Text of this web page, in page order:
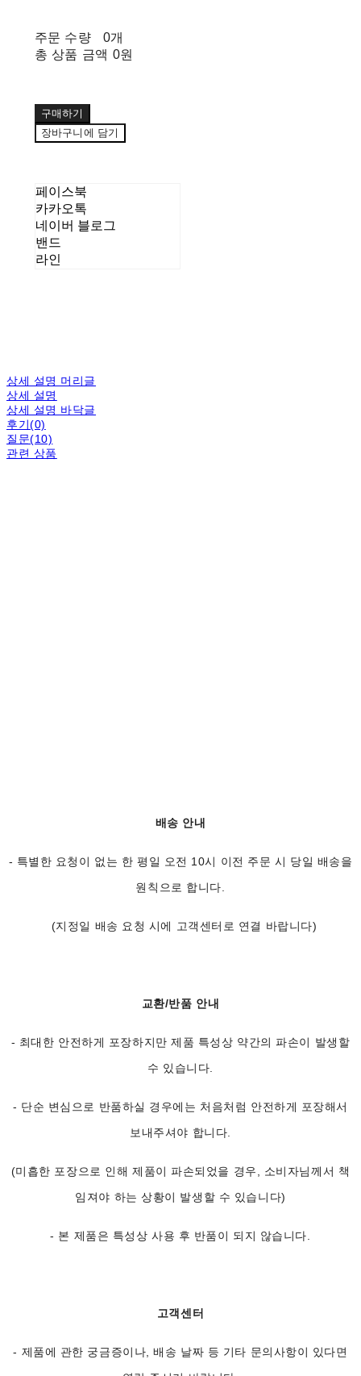
주문 수량
0개
총 상품 금액 0원
구매하기
장바구니에 담기
페이스북
카카오톡
네이버 블로그
밴드
라인
상세 설명 머리글
상세 설명
상세 설명 바닥글
후기(0)
질문(10)
관련 상품
배송 안내
- 특별한 요청이 없는 한 평일 오전 10시 이전 주문 시 당일 배송을
원칙으로 합니다.
(지정일 배송 요청 시에 고객센터로 연결 바랍니다)
교환/반품 안내
- 최대한 안전하게 포장하지만 제품 특성상 약간의 파손이 발생할
수 있습니다.
- 단순 변심으로 반품하실 경우에는 처음처럼 안전하게 포장해서
보내주셔야 합니다.
(미흡한 포장으로 인해 제품이 파손되었을 경우, 소비자님께서 책
임져야 하는 상황이 발생할 수 있습니다)
- 본 제품은 특성상 사용 후 반품이 되지 않습니다.
고객센터
- 제품에 관한 궁금증이나, 배송 날짜 등 기타 문의사항이 있다면